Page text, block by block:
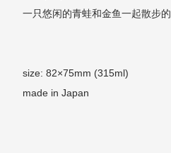
一只悠闲的青蛙和金鱼一起散步
size: 82×75mm (315ml)
made in Japan